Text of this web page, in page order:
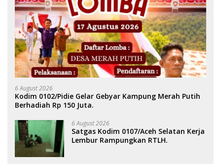
6 August 2026
Kodim 0102/Pidie Gelar Gebyar Kampung Merah Putih
Berhadiah Rp 150 Juta.
6 August 2026
Satgas Kodim 0107/Aceh Selatan Kerja
Lembur Rampungkan RTLH.